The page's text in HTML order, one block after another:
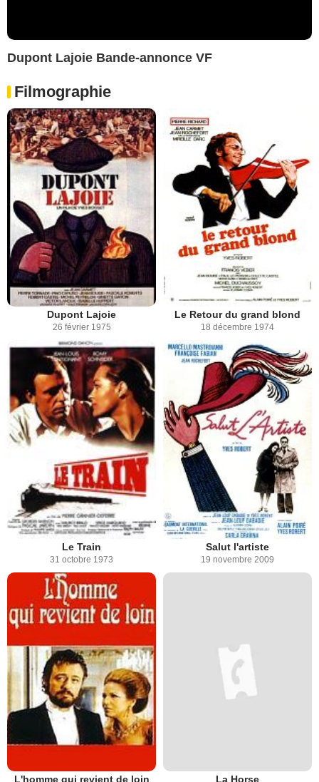
Dupont Lajoie Bande-annonce VF
Filmographie
Dupont Lajoie
26 février 1975
Le Retour du grand blond
18 décembre 1974
Le Train
31 octobre 1973
Salut l'artiste
19 novembre 2009
L'homme qui revient de loin La Horse